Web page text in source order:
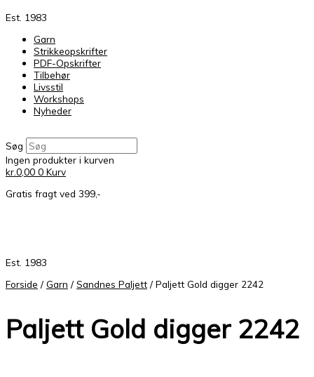
Est. 1983
Garn
Strikkeopskrifter
PDF-Opskrifter
Tilbehør
Livsstil
Workshops
Nyheder
Søg
Ingen produkter i kurven
kr.0,00 0 Kurv
Gratis fragt ved 399,-
Est. 1983
Forside / Garn / Sandnes Paljett / Paljett Gold digger 2242
Paljett Gold digger 2242